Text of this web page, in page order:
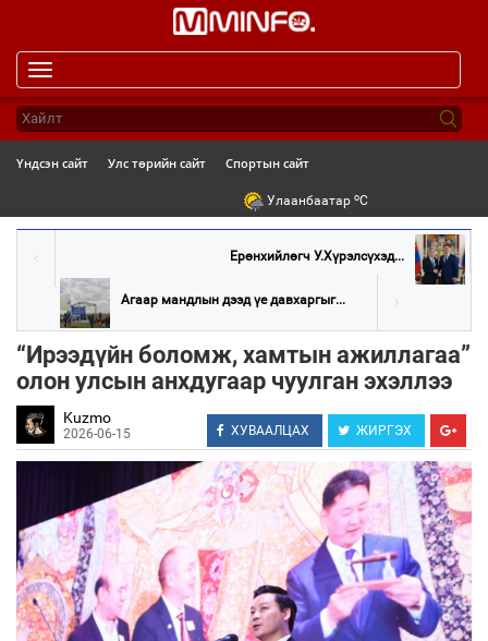
navigation
Үндсэн сайт Улс төрийн сайт Спортын сайт
Улаанбаатар oC
Ерөнхийлөгч У.Хүрэлсүхэд...
Агаар мандлын дээд үе давхаргыг...
“Ирээдүйн боломж, хамтын ажиллагаа”
олон улсын анхдугаар чуулган эхэллээ
Kuzmo
2026-06-15 ХУВААЛЦАХ ЖИРГЭХ